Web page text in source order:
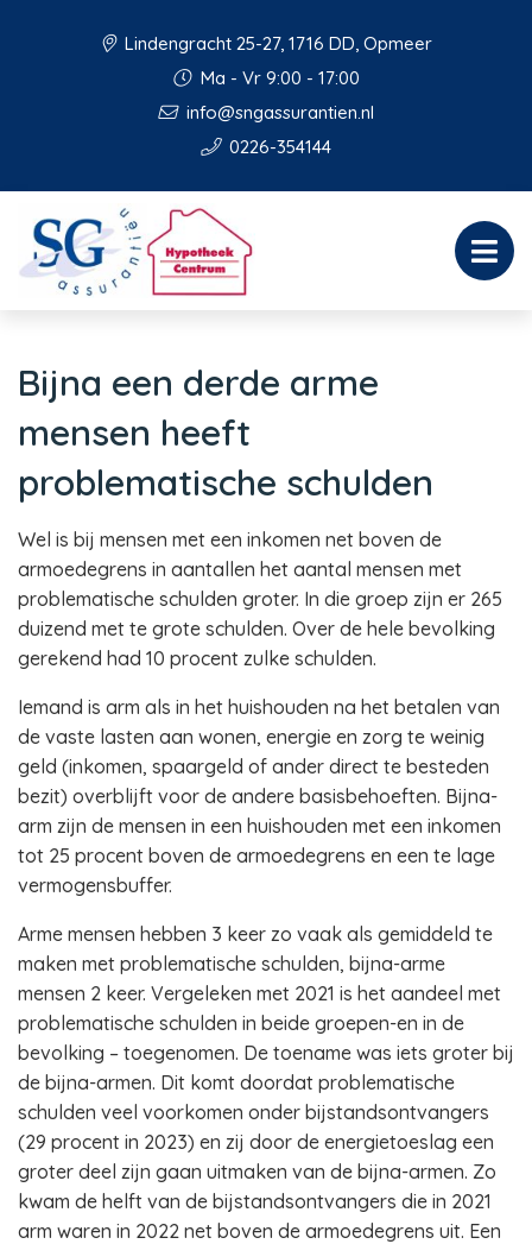
Lindengracht 25-27, 1716 DD, Opmeer
Ma - Vr 9:00 - 17:00
info@sngassurantien.nl
0226-354144
Bijna een derde arme
mensen heeft
problematische schulden
Wel is bij mensen met een inkomen net boven de
armoedegrens in aantallen het aantal mensen met
problematische schulden groter. In die groep zijn er 265
duizend met te grote schulden. Over de hele bevolking
gerekend had 10 procent zulke schulden.
Iemand is arm als in het huishouden na het betalen van
de vaste lasten aan wonen, energie en zorg te weinig
geld (inkomen, spaargeld of ander direct te besteden
bezit) overblijft voor de andere basisbehoeften. Bijna-
arm zijn de mensen in een huishouden met een inkomen
tot 25 procent boven de armoedegrens en een te lage
vermogensbuffer.
Arme mensen hebben 3 keer zo vaak als gemiddeld te
maken met problematische schulden, bijna-arme
mensen 2 keer. Vergeleken met 2021 is het aandeel met
problematische schulden in beide groepen-en in de
bevolking – toegenomen. De toename was iets groter bij
de bijna-armen. Dit komt doordat problematische
schulden veel voorkomen onder bijstandsontvangers
(29 procent in 2023) en zij door de energietoeslag een
groter deel zijn gaan uitmaken van de bijna-armen. Zo
kwam de helft van de bijstandsontvangers die in 2021
arm waren in 2022 net boven de armoedegrens uit. Een